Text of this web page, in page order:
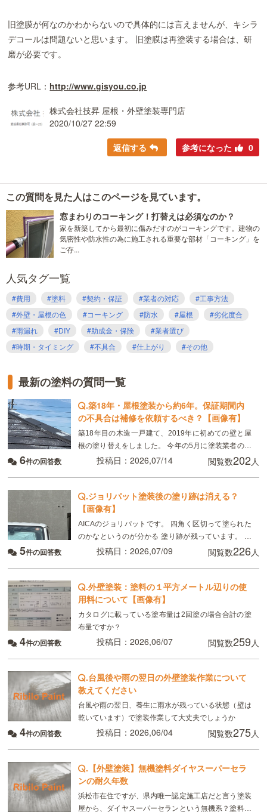
旧塗膜が何なのかわからないので具体的には言えませんが、キシラ
デコールは問題ないと思います。 旧塗膜は再塗装する場合は、研
磨が必要です。
参考URL： http://www.gisyou.co.jp
株式会社技昇 屋根・外壁塗装専門店
2020/10/27 22:59
返信する 参考になった 0
この質問を見た人はこのページを見ています。
窓まわりのコーキング！打替えは必須なのか？
家を新築してから最初に傷みだすのがコーキングです。建物の
気密性や防水性の為に施工される重要な部材「コーキング」を
ご存...
人気タグ一覧
#費用 #塗料 #契約・保証 #業者の対応
#工事方法
#外壁・屋根の色
#コーキング #防水 #屋根
#劣化度合
#雨漏れ
#DIY #助成金・保険
#業者選び
#時期・タイミング
#不具合 #仕上がり #その他
最新の塗料の質問一覧
.築18年・屋根塗装から約6年。保証期間内
の不具合は補修を依頼するべき？【画像有】
築18年目の木造一戸建て、2019年に初めての壁と屋
根の塗り替えをしました。 今年の5月に塗装業者の委
託会社の方による点検があり、屋根の塗装が塗れてい
6件の回答数 投稿日：2026,07/14 閲覧数202人
.ジョリパット塗装後の塗り跡は消える？
【画像有】
AICAのジョリパットです。 四角く区切って塗られた
のかなというのが分かる 塗り跡が残っています。 ハ
ウスメーカーからは「1〜2年で馴染む、雨の後だから
5件の回答数 投稿日：2026,07/09 閲覧数226人
.外壁塗装：塗料の１平方メートル辺りの使
用料について【画像有】
カタログに載っている塗布量は2回塗の場合合計の塗
布量ですか？
4件の回答数 投稿日：2026,06/07 閲覧数259人
.台風後や雨の翌日の外壁塗装作業について
教えてください
台風や雨の翌日、養生に雨水が残っている状態（壁は
乾いています）で塗装作業して大丈夫でしょうか
4件の回答数 投稿日：2026,06/04 閲覧数275人
. 【外壁塗装】無機塗料ダイヤスーパーセラ
ンの耐久年数
浜松市在住ですが、県内唯一認定施工店だと言う塗装
屋から、ダイヤスーパーセランという無機系？塗料の